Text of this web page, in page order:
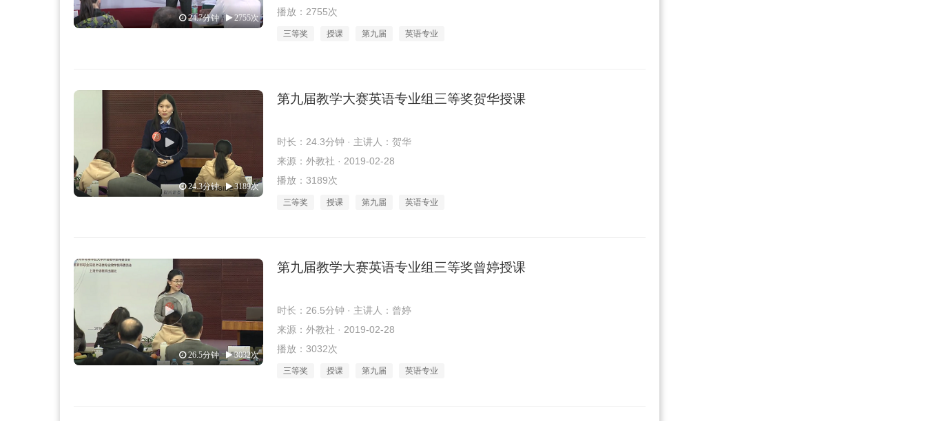
24.7分钟 2755次
播放：2755次
三等奖 授课 第九届 英语专业
24.3分钟 3189次
第九届教学大赛英语专业组三等奖贺华授课
时长：24.3分钟 · 主讲人：贺华
来源：外教社 · 2019-02-28
播放：3189次
三等奖 授课 第九届 英语专业
26.5分钟 3032次
第九届教学大赛英语专业组三等奖曾婷授课
时长：26.5分钟 · 主讲人：曾婷
来源：外教社 · 2019-02-28
播放：3032次
三等奖 授课 第九届 英语专业